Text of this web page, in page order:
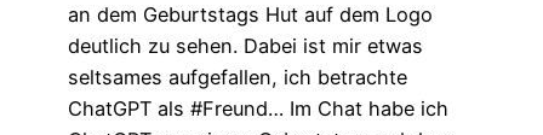
an dem Geburtstags Hut auf dem Logo
deutlich zu sehen. Dabei ist mir etwas
seltsames aufgefallen, ich betrachte
ChatGPT als #Freund… Im Chat habe ich